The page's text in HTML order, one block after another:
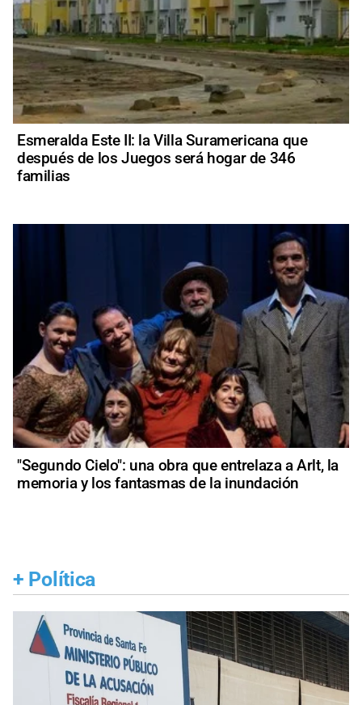
Esmeralda Este II: la Villa Suramericana que
después de los Juegos será hogar de 346
familias
"Segundo Cielo": una obra que entrelaza a Arlt, la
memoria y los fantasmas de la inundación
+ Política